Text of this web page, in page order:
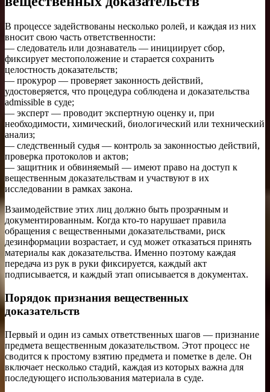
В процессе задействованы несколько ролей, и каждая из них
вносит свою часть ответственности:
— следователь или дознаватель — инициирует сбор,
фиксирует местоположение и старается сохранить
целостность доказательств;
— прокурор — проверяет законность действий,
удостоверяется, что процедура соблюдена и доказательства
admissible в суде;
— эксперт — проводит экспертную оценку и, при
необходимости, химический, биологический или технический
анализ;
— следственный судья — контроль за законностью действий,
проверка протоколов и актов;
— защитник и обвиняемый — имеют право на доступ к
вещественным доказательствам и участвуют в их
исследовании в рамках закона.
Взаимодействие этих лиц должно быть прозрачным и
документированным. Когда кто-то нарушает правила
обращения с вещественными доказательствами, риск
дезинформации возрастает, и суд может отказаться принять
материалы как доказательства. Именно поэтому каждая
передача из рук в руки фиксируется, каждый акт
подписывается, и каждый этап описывается в документах.
Порядок признания вещественных
доказательств
Первый и один из самых ответственных шагов — признание
предмета вещественным доказательством. Этот процесс не
сводится к простому взятию предмета и пометке в деле. Он
включает несколько стадий, каждая из которых важна для
последующего использования материала в суде.